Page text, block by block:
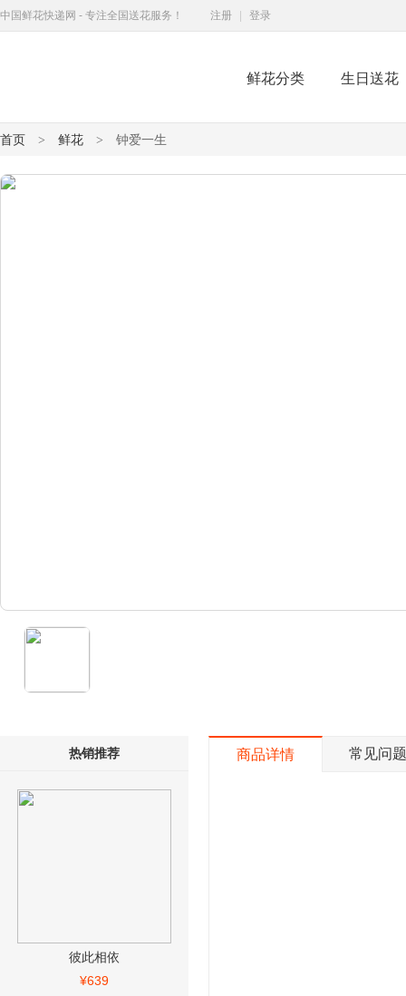
中国鲜花快递网 - 专注全国送花服务！ 注册 登录
鲜花分类 生日送花
首页 > 鲜花 > 钟爱一生
热销推荐
彼此相依
¥639
商品详情 常见问题